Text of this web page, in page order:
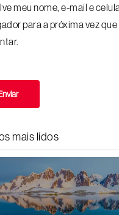
meu nome, e-mail e
para a próxima vez que
mais lidos